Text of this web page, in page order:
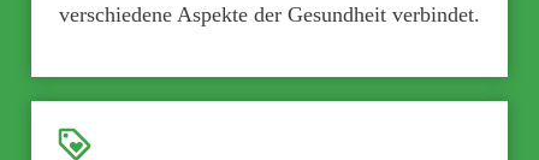
verschiedene Aspekte der Gesundheit verbindet.